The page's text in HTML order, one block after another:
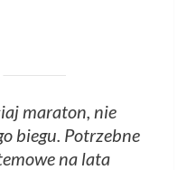
maraton, nie
biegu. Potrzebne
na lata